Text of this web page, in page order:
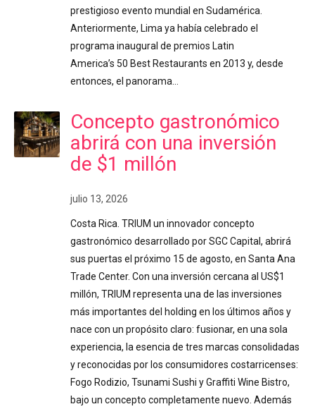
prestigioso evento mundial en Sudamérica.
Anteriormente, Lima ya había celebrado el
programa inaugural de premios Latin
America’s 50 Best Restaurants en 2013 y, desde
entonces, el panorama…
Concepto gastronómico
abrirá con una inversión
de $1 millón
julio 13, 2026
Costa Rica. TRIUM un innovador concepto
gastronómico desarrollado por SGC Capital, abrirá
sus puertas el próximo 15 de agosto, en Santa Ana
Trade Center. Con una inversión cercana al US$1
millón, TRIUM representa una de las inversiones
más importantes del holding en los últimos años y
nace con un propósito claro: fusionar, en una sola
experiencia, la esencia de tres marcas consolidadas
y reconocidas por los consumidores costarricenses:
Fogo Rodizio, Tsunami Sushi y Graffiti Wine Bistro,
bajo un concepto completamente nuevo. Además